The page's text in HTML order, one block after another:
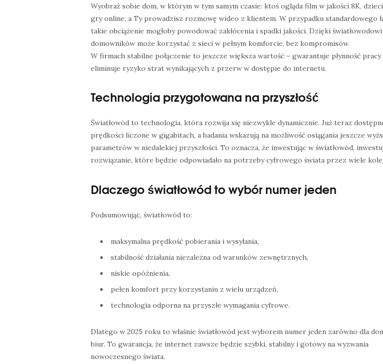
Wyobraź sobie dom, w którym w tym samym czasie: ktoś ogląda film w jakości 8K,
gry online, a Ty prowadzisz rozmowę wideo z klientem. W przypadku standardowego
takie obciążenie mogłoby powodować zakłócenia i spadki jakości. Dzięki
domowników może korzystać z sieci w pełnym komforcie, bez kompromisów.
W firmach stabilne połączenie to jeszcze większa wartość – gwarantuje płynność pracy
eliminuje ryzyko strat wynikających z przerw w dostępie do internetu.
Technologia przygotowana na przyszłość
Światłowód to technologia, która rozwija się niezwykle dynamicznie. Już teraz
prędkości liczone w gigabitach, a badania wskazują na możliwość osiągania jeszcze
parametrów w niedalekiej przyszłości. To oznacza, że inwestując w światłowód,
rozwiązanie, które będzie odpowiadało na potrzeby cyfrowego świata przez wiele
Dlaczego światłowód to wybór numer jeden
Podsumowując, światłowód to:
maksymalna prędkość pobierania i wysyłania,
stabilność działania niezależna od warunków zewnętrznych,
niskie opóźnienia,
pełen komfort przy korzystaniu z wielu urządzeń,
technologia odporna na przyszłe wymagania cyfrowe.
Dlatego w 2025 roku to właśnie światłowód jest wyborem numer jeden zarówno dla
biur. To gwarancja, że internet zawsze będzie szybki, stabilny i gotowy na wyzwania
nowoczesnego świata.